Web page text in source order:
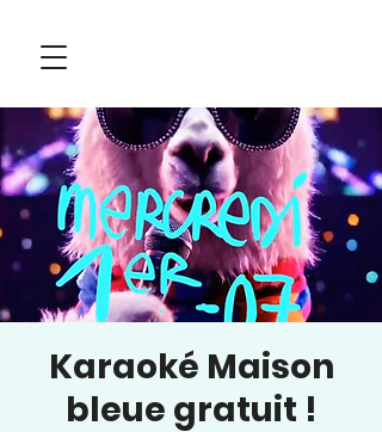
Karaoké Maison
bleue gratuit !